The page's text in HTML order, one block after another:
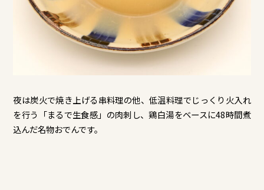
夜は炭火で焼き上げる串料理の他、低温料理でじっくり火入れ
を行う「まるで生食感」の肉刺し、鶏白湯をベースに48時間煮
込んだ名物おでんです。